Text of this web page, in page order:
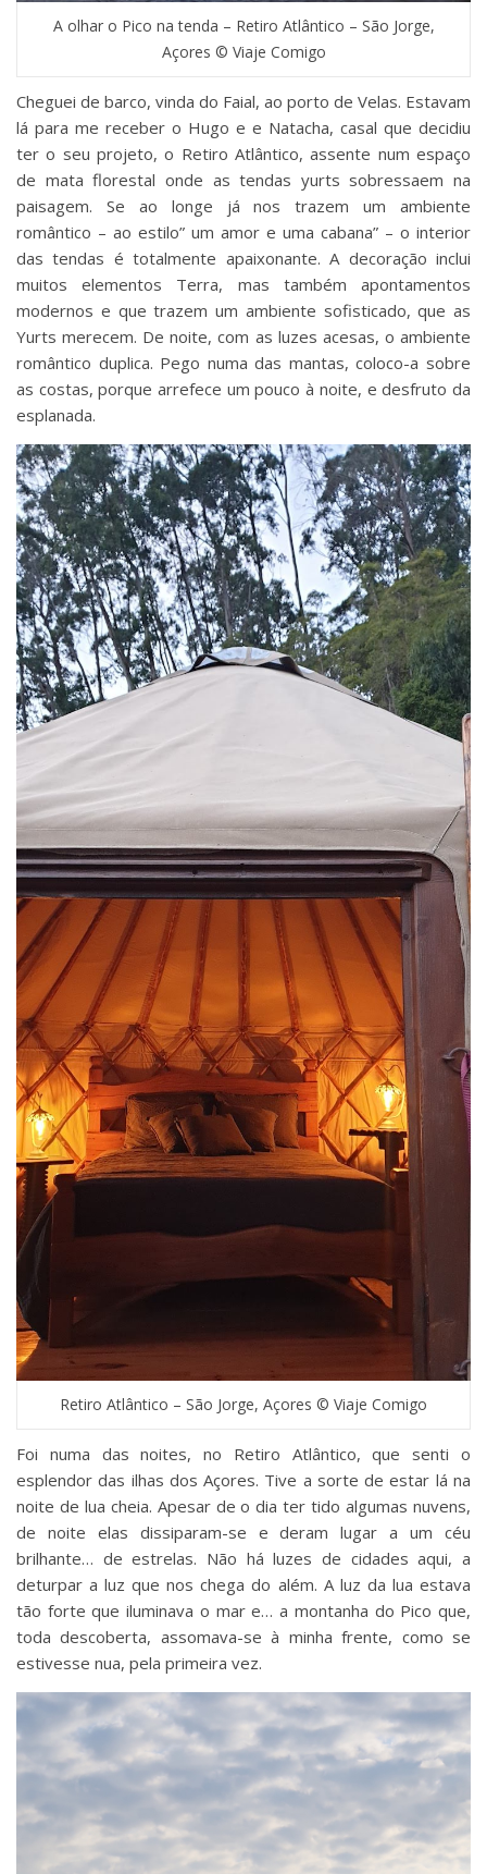
A olhar o Pico na tenda – Retiro Atlântico – São Jorge,
Açores © Viaje Comigo
Cheguei de barco, vinda do Faial, ao porto de Velas. Estavam
lá para me receber o Hugo e e Natacha, casal que decidiu
ter o seu projeto, o Retiro Atlântico, assente num espaço
de mata florestal onde as tendas yurts sobressaem na
paisagem. Se ao longe já nos trazem um ambiente
romântico – ao estilo” um amor e uma cabana” – o interior
das tendas é totalmente apaixonante. A decoração inclui
muitos elementos Terra, mas também apontamentos
modernos e que trazem um ambiente sofisticado, que as
Yurts merecem. De noite, com as luzes acesas, o ambiente
romântico duplica. Pego numa das mantas, coloco-a sobre
as costas, porque arrefece um pouco à noite, e desfruto da
esplanada.
Retiro Atlântico – São Jorge, Açores © Viaje Comigo
Foi numa das noites, no Retiro Atlântico, que senti o
esplendor das ilhas dos Açores. Tive a sorte de estar lá na
noite de lua cheia. Apesar de o dia ter tido algumas nuvens,
de noite elas dissiparam-se e deram lugar a um céu
brilhante… de estrelas. Não há luzes de cidades aqui, a
deturpar a luz que nos chega do além. A luz da lua estava
tão forte que iluminava o mar e… a montanha do Pico que,
toda descoberta, assomava-se à minha frente, como se
estivesse nua, pela primeira vez.